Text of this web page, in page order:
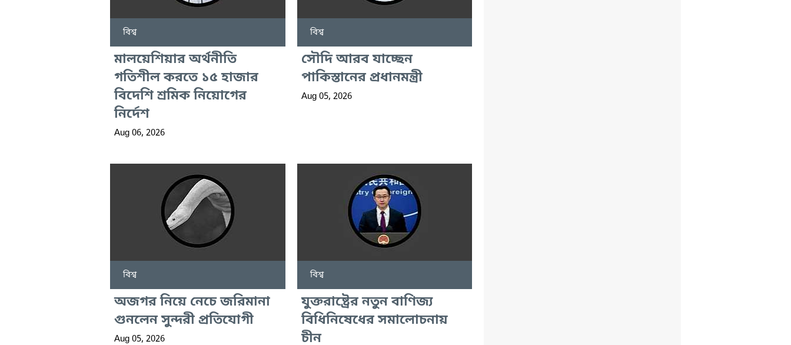
বিশ্ব
মালয়েশিয়ার অর্থনীতি
গতিশীল করতে ১৫ হাজার
বিদেশি শ্রমিক নিয়োগের
নির্দেশ
Aug 06, 2026
বিশ্ব
সৌদি আরব যাচ্ছেন
পাকিস্তানের প্রধানমন্ত্রী
Aug 05, 2026
বিশ্ব
অজগর নিয়ে নেচে জরিমানা
গুনলেন সুন্দরী প্রতিযোগী
Aug 05, 2026
বিশ্ব
যুক্তরাষ্ট্রের নতুন বাণিজ্য
বিধিনিষেধের সমালোচনায়
চীন